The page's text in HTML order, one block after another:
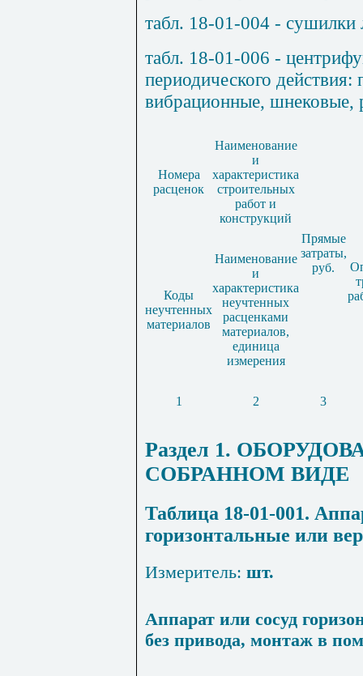
табл. 18-01-004 - сушилки
табл. 18-01-006 -
периодического
вибрационные, шнековые,
Номера
расценок
Наименование
и
характеристика
строительных
работ и
конструкций
Прямые
затраты,
руб.
Коды
неучтенных
материалов
Наименование
и
характеристика
неучтенных
расценками
материалов,
единица
измерения
1 2 3
Раздел 1.
СОБРАННОМ ВИДЕ
Таблица 18-01-001.
горизонтальные или
Измеритель: шт.
Аппарат или сосуд
без привода, монтаж в